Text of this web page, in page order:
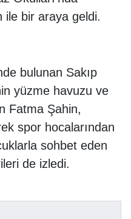
ile bir araya geldi.
bulunan Sakıp
yüzme havuzu ve
Fatma Şahin,
spor hocalarından
sohbet eden
de izledi.